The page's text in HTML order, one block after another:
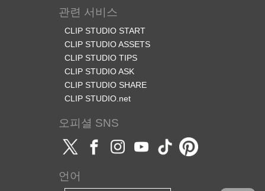
관련 서비스
CLIP STUDIO START
CLIP STUDIO ASSETS
CLIP STUDIO TIPS
CLIP STUDIO ASK
CLIP STUDIO SHARE
CLIP STUDIO.net
오피셜 SNS
언어